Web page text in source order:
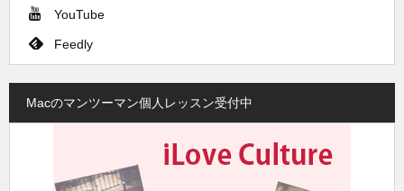
YouTube
Feedly
Macのマンツーマン個人レッスン受付中